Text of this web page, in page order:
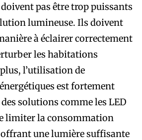
pas être trop puissants
lumineuse. Ils doivent
à éclairer correctement
les habitations
l’utilisation de
est fortement
solutions comme les LED
limiter la consommation
offrant une lumière suffisante